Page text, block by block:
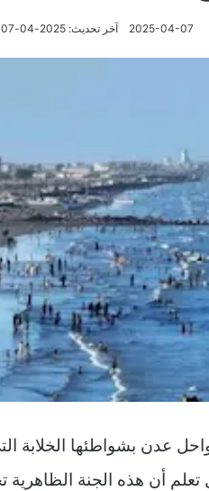
2025-04-07 آخر تحديث: 2025-04-07
عدن بشواطئها الخلابة
تعلم أن هذه الجنة